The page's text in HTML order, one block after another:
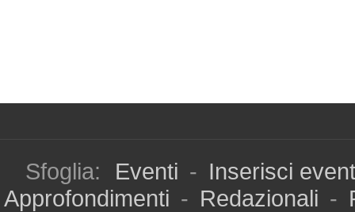
Sfoglia: Eventi - Inserisci
Approfondimenti - Redazionali -